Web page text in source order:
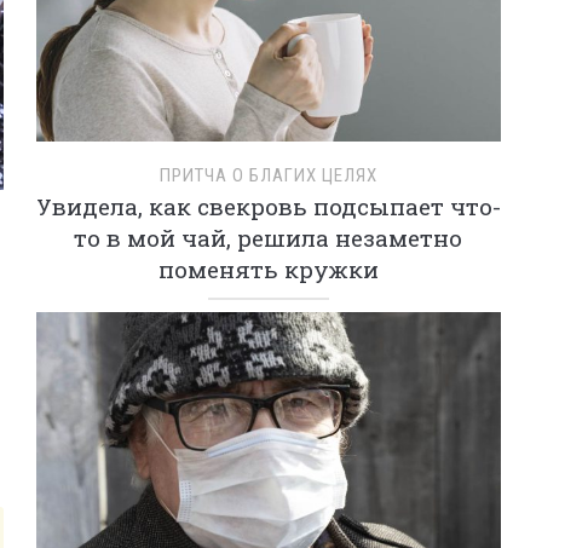
ПРИТЧА О БЛАГИХ ЦЕЛЯХ
Увидела, как свекровь подсыпает что-
то в мой чай, решила незаметно
поменять кружки